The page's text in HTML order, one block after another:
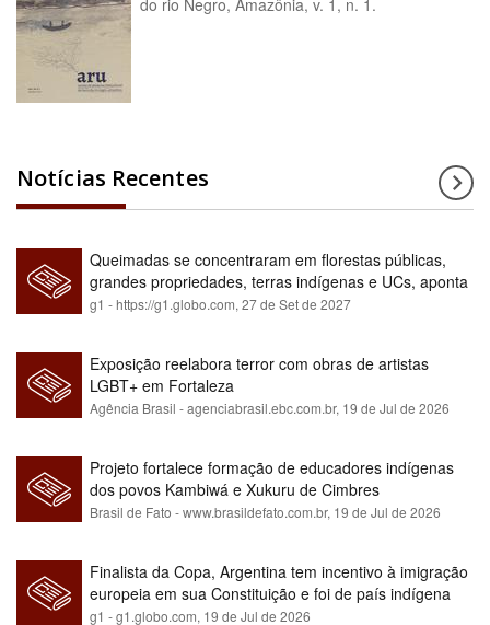
do rio Negro, Amazônia, v. 1, n. 1.
Notícias Recentes
Queimadas se concentraram em florestas públicas,
grandes propriedades, terras indígenas e UCs, aponta
relatório
g1 - https://g1.globo.com, 27 de Set de 2027
Exposição reelabora terror com obras de artistas
LGBT+ em Fortaleza
Agência Brasil - agenciabrasil.ebc.com.br, 19 de Jul de 2026
Projeto fortalece formação de educadores indígenas
dos povos Kambiwá e Xukuru de Cimbres
Brasil de Fato - www.brasildefato.com.br, 19 de Jul de 2026
Finalista da Copa, Argentina tem incentivo à imigração
europeia em sua Constituição e foi de país indígena
para maioria branca
g1 - g1.globo.com, 19 de Jul de 2026